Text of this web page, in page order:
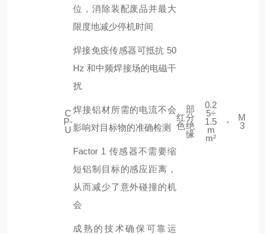
C
P-
U
位，消除装配废品并最大
限度地减少停机时间
焊接免疫传感器可抵抗 50
Hz 和中频焊接场的电磁干
扰
焊接铝材所需的电流不会
影响对目标物的准确检测
Factor 1 传感器不需要缩
短铝制目标的感应距离，
从而减少了意外碰撞的机
会
成熟的技术确保可靠运
红
色
部
分
绝
缘
0.2
5÷
1.5
m
m²
-
M
3